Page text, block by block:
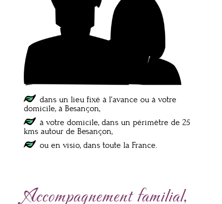
dans un lieu fixé à l'avance ou à votre
domicile, à Besançon,
à votre domicile, dans un périmètre de 25
kms autour de Besançon,
ou en visio, dans toute la France.
Accompagnement familial,